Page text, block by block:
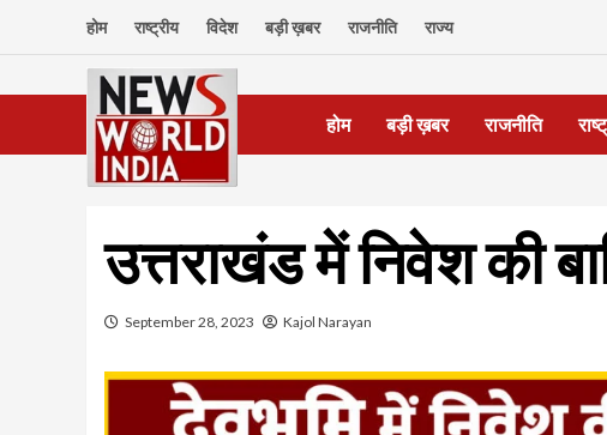
होम राष्ट्रीय विदेश बड़ी ख़बर राजनीति राज्य
होम बड़ी ख़बर राजनीति
उत्तराखंड में निवेश की
September 28, 2023 Kajol Narayan